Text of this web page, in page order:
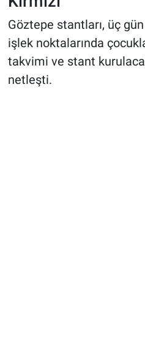
Göztepe stantları, üç
işlek noktalarında
takvimi ve stant
netleşti.